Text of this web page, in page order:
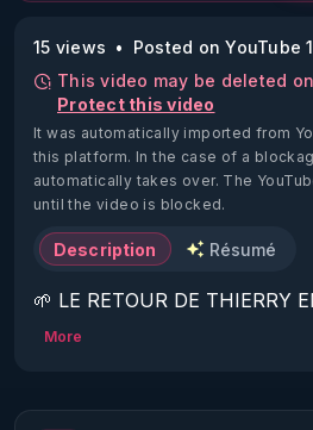
15 views
Posted on YouTube
This video may be deleted
Protect this video
It was automatically imported from
this platform. In the case of a
automatically takes over. The
until the video is blocked.
Description Résumé
🌱 LE RETOUR DE THIERRY
2022)!
https://www.rgnr.fr/
More